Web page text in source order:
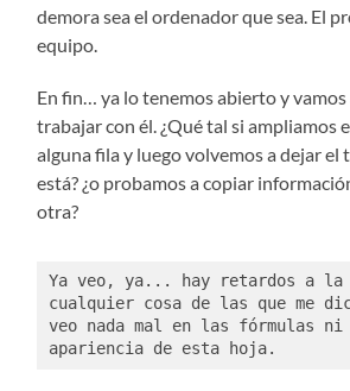
demora sea el ordenador que sea. El
equipo.
En fin… ya lo tenemos abierto y vamos
trabajar con él. ¿Qué tal si ampliamos
alguna fila y luego volvemos a dejar el
está? ¿o probamos a copiar
otra?
Ya veo, ya... hay retardos a la
cualquier cosa de las que me
veo nada mal en las fórmulas
apariencia de esta hoja.